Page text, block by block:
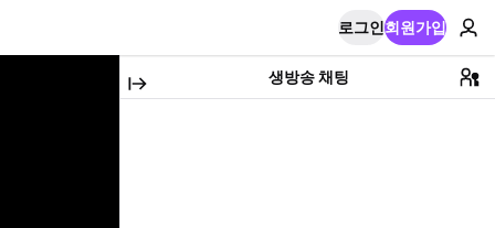
로그인회원가입
생방송 채팅